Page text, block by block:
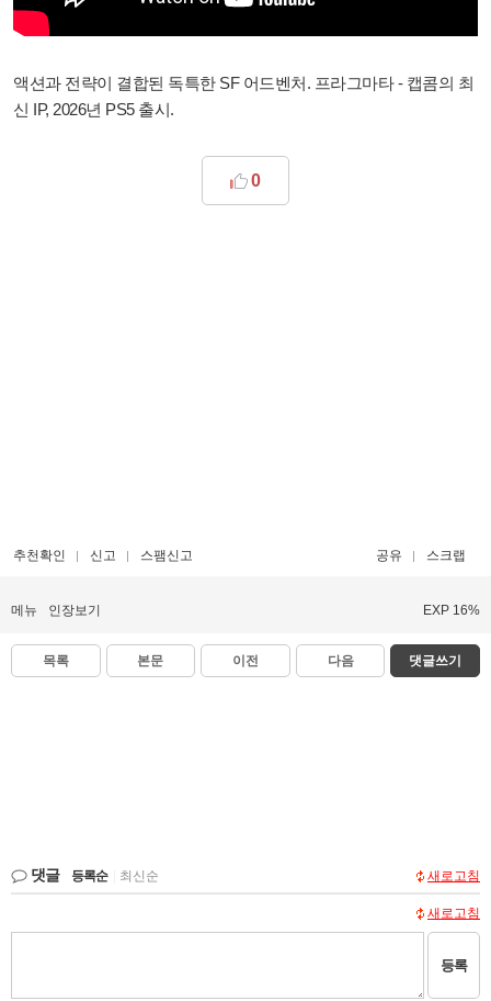
액션과 전략이 결합된 독특한 SF 어드벤처. 프라그마타 - 캡콤의 최
신 IP, 2026년 PS5 출시.
0
추천확인 신고 스팸신고 공유 스크랩
메뉴 인장보기 EXP 16%
목록 본문 이전 다음 댓글쓰기
댓글 등록순 최신순 새로고침
새로고침
등록